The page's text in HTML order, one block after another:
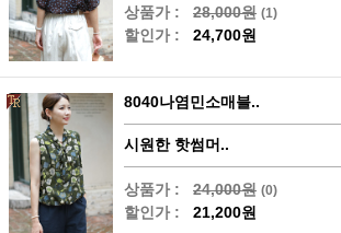
상품가 : 28,000원 (1)
할인가 : 24,700원
8040나염민소매블..
시원한 핫썸머..
상품가 : 24,000원 (0)
할인가 : 21,200원